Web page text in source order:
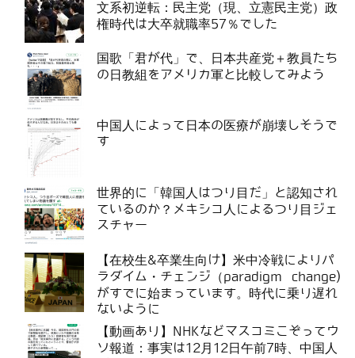
文系初逆転：民主党（現、立憲民主党）政
権時代は大卒就職率57％でした
国歌「君が代」で、日本共産党＋教員たち
の日教組をアメリカ軍と比較してみよう
中国人によって日本の医療が崩壊しそうで
す
世界的に「韓国人はつり目だ」と認知され
ているのか？メキシコ人によるつり目ジェ
スチャー
【在校生&卒業生向け】米中冷戦によりパ
ラダイム・チェンジ（paradigm change)
がすでに始まっています。時代に乗り遅れ
ないように
【動画あり】NHKなどマスコミこぞってウ
ソ報道：事実は12月12日午前7時、中国人